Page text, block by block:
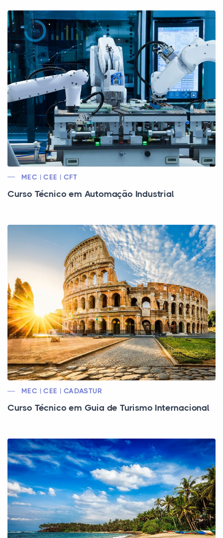
MEC | CEE | CFT
Curso Técnico em Automação Industrial
MEC | CEE | CADASTUR
Curso Técnico em Guia de Turismo Internacional